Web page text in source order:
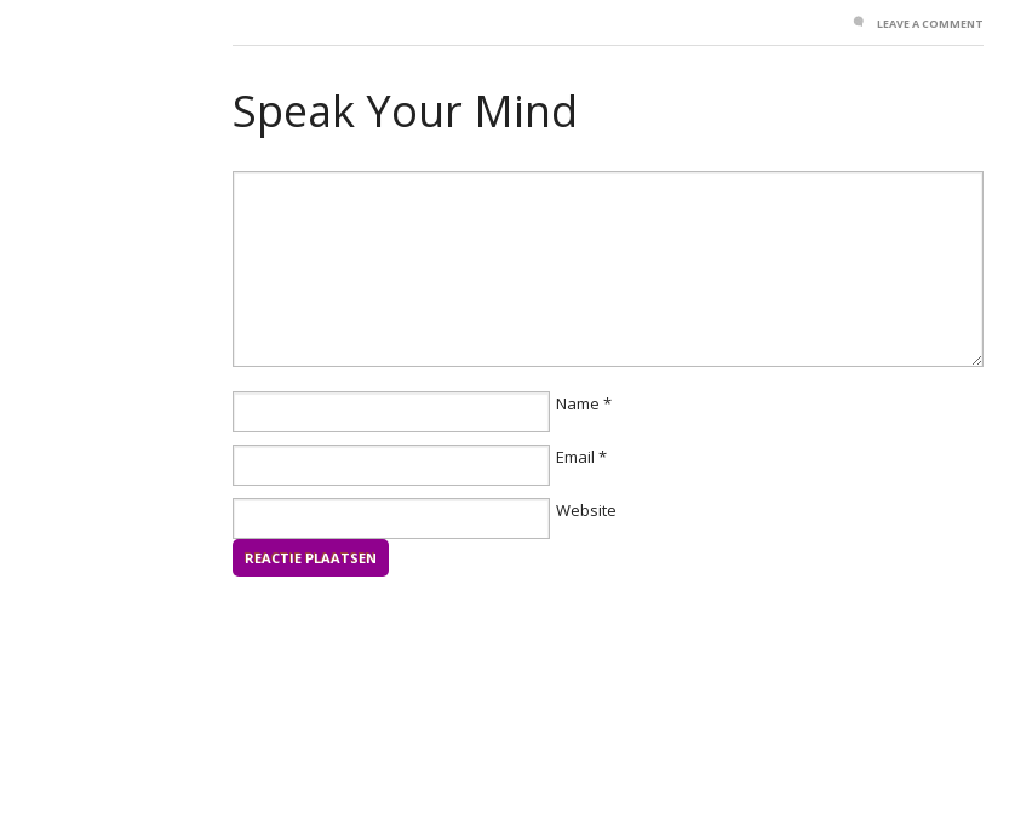
LEAVE A COMMENT
Speak Your Mind
Name *
Email *
Website